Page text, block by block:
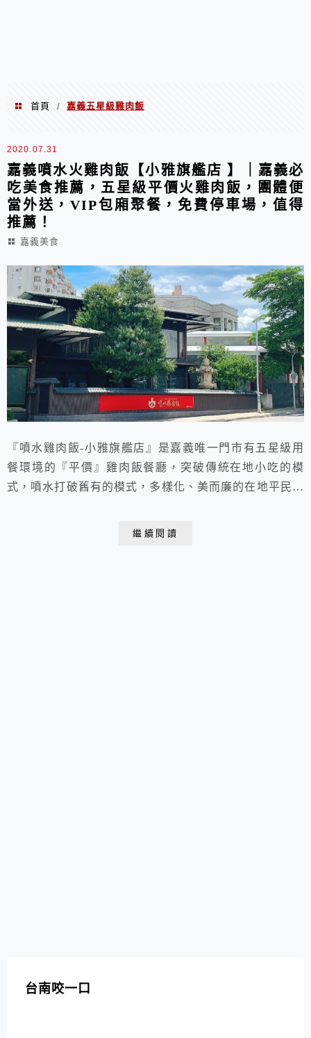
首頁 / 嘉義五星級雞肉飯
嘉義五星級雞肉飯
2020.07.31
嘉義噴水火雞肉飯【小雅旗艦店 】｜嘉義必
吃美食推薦，五星級平價火雞肉飯，團體便
當外送，VIP包廂聚餐，免費停車場，值得
推薦！
嘉義美食
『噴水雞肉飯-小雅旗艦店』是嘉義唯一門市有五星級用
餐環境的『平價』雞肉飯餐廳，突破傳統在地小吃的模
式，噴水打破舊有的模式，多樣化、美而廉的在地平民小
繼續閱讀
台南咬一口